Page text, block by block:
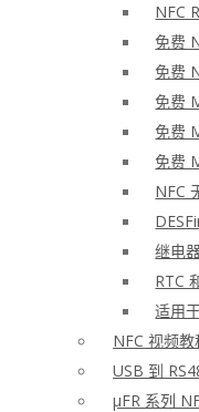
NFC
免费
免费
免费
免费
免费
NFC
继电
RTC
适用
NFC 视频教
USB 到
μFR 系列